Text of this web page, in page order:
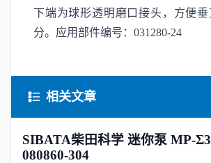
下端为球形透明磨口接头，方便
分。应用部件编号：031280-24
相关文章
SIBATA柴田科学 迷你泵 MP-
080860-304